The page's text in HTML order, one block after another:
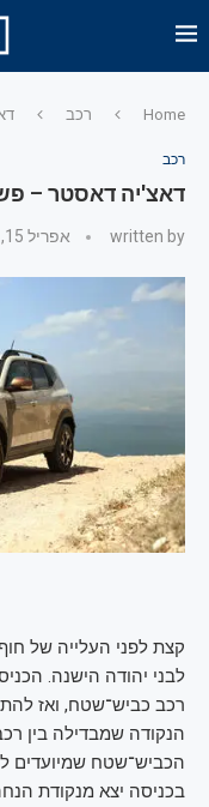
Home רכב
רכב
דאצ'יה דאסטר –
written by אפריל 15, 2025
קצת לפני העלייה של
לבני יהודה הישנה.
הנקודה שמבדילה בין
הכביש־שטח שמיועדים
בכניסה יצא מנקודת